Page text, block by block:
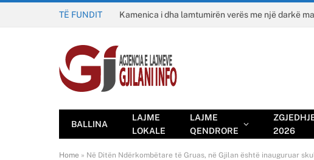
TË FUNDIT Kamenica i dha lamtumirën verës me një darkë
BALLINA
LAJME
LOKALE
LAJME
QENDRORE
2026
Home » Në Ditën Ndërkombëtare të Gruas, në Gjilan është inauguruar